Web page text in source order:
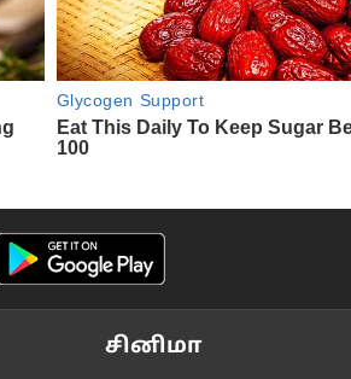
சினிமா